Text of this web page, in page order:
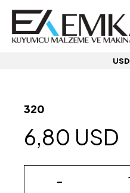
USD
320
6,80 USD
-